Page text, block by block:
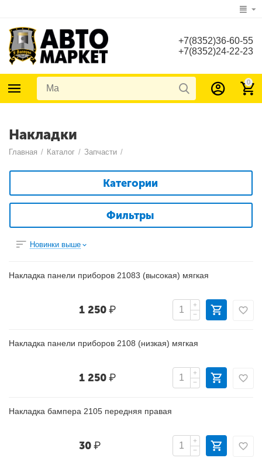
+7(8352)36-60-55
+7(8352)24-22-23
0
Накладки
Главная / Каталог / Запчасти /
Категории
Фильтры
Новинки выше
Накладка панели приборов 21083 (высокая) мягкая
1 250₽
+
−
Накладка панели приборов 2108 (низкая) мягкая
1 250₽
+
−
Накладка бампера 2105 передняя правая
30₽
+
−